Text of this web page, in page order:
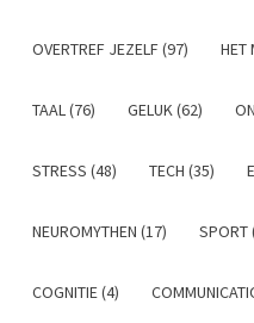
OVERTREF JEZELF (97) HET
TAAL (76) GELUK (62)
STRESS (48) TECH (35)
NEUROMYTHEN (17) SPORT
COGNITIE (4)